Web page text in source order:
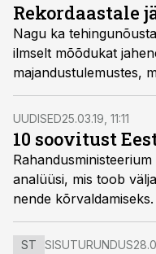
Rekordaastale
Nagu ka
ilmselt mõõdukat
majandustulemustes,
Raidla juhtivpartner
UUDISED25.03.19, 11:11
10 soovitust
analüüsi, mis toob
nende kõrvaldamiseks.
ST SISUTURUNDUS